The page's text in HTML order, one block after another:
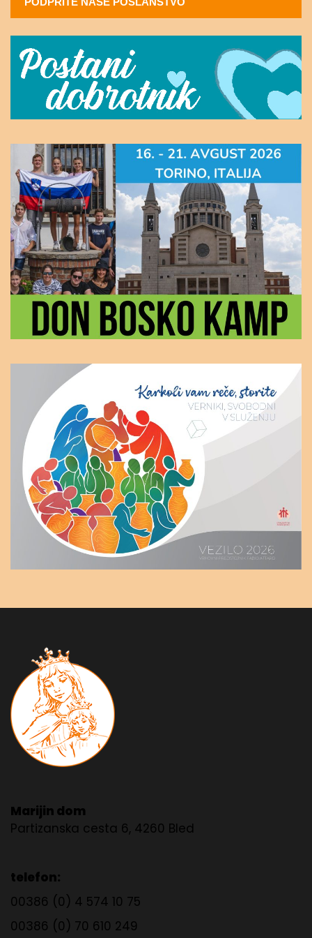
Marijin dom
Partizanska cesta 6, 4260 Bled
telefon:
00386 (0) 4 574 10 75
00386 (0) 70 610 249